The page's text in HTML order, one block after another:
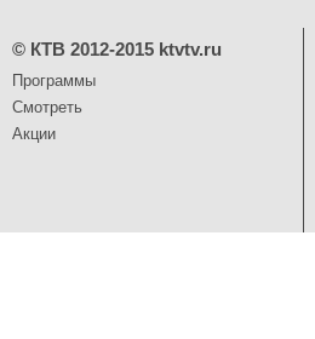
© КТВ 2012-2015 ktvtv.ru
Программы
Смотреть
Акции